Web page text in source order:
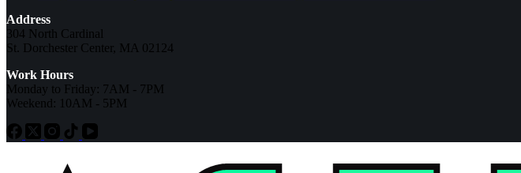
Address
304 North Cardinal
St. Dorchester Center, MA 02124
Work Hours
Monday to Friday: 7AM - 7PM
Weekend: 10AM - 5PM